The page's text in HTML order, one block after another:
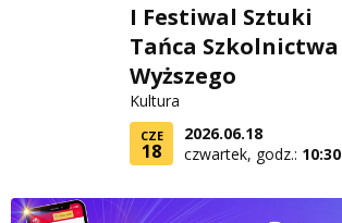
I Festiwal Sztuki
Tańca Szkolnictwa
Wyższego
Kultura
CZE
18
2026.06.18
czwartek, godz.: 10:30